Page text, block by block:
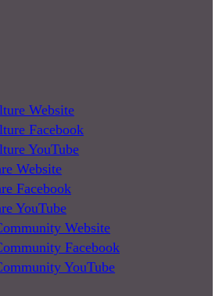
Website
Facebook
YouTube
Website
Facebook
YouTube
Website
Facebook
YouTube